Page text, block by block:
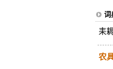
词
耒
农具